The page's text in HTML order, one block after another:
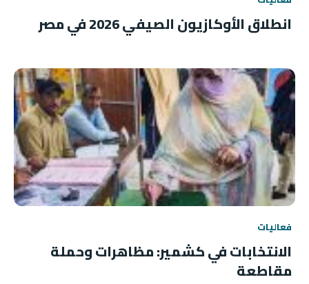
انطلاق الأوكازيون الصيفي 2026 في مصر
فعاليات
الانتخابات في كشمير: مظاهرات وحملة
مقاطعة